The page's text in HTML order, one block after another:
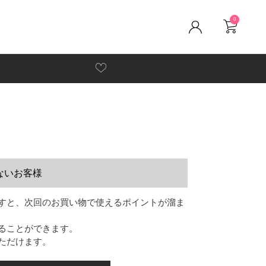
0
いお客様
と、次回のお買い物で使えるポイントが溜ま
ことができます。
だけます。